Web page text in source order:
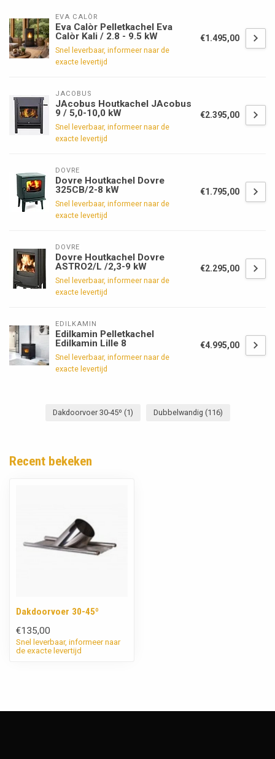
EVA CALÒR
Eva Calòr Pelletkachel Eva
Calòr Kali / 2.8 - 9.5 kW
Snel leverbaar, informeer naar de
exacte levertijd
€1.495,00
JACOBUS
JAcobus Houtkachel JAcobus
9 / 5,0-10,0 kW
Snel leverbaar, informeer naar de
exacte levertijd
€2.395,00
DOVRE
Dovre Houtkachel Dovre
325CB/2-8 kW
Snel leverbaar, informeer naar de
exacte levertijd
€1.795,00
DOVRE
Dovre Houtkachel Dovre
ASTRO2/L /2,3-9 kW
Snel leverbaar, informeer naar de
exacte levertijd
€2.295,00
EDILKAMIN
Edilkamin Pelletkachel
Edilkamin Lille 8
Snel leverbaar, informeer naar de
exacte levertijd
€4.995,00
Dakdoorvoer 30-45º (1) Dubbelwandig (116)
Recent bekeken
Dakdoorvoer 30-45º
€135,00
Snel leverbaar, informeer naar
de exacte levertijd